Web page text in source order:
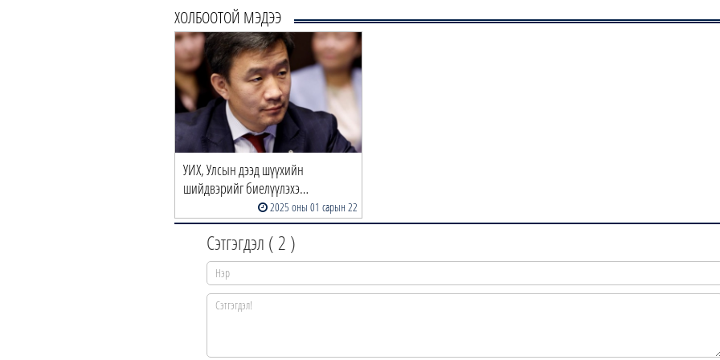
ХОЛБООТОЙ МЭДЭЭ
УИХ, Улсын дээд шүүхийн
шийдвэрийг биелүүлэхэ…
2025 оны 01 сарын 22
Сэтгэгдэл (2 )